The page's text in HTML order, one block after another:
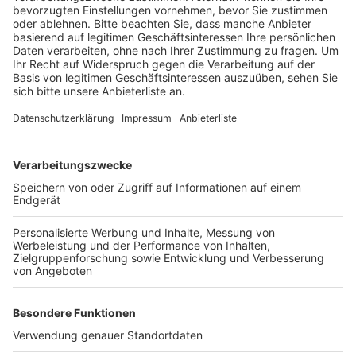
Villerand" gestanden und offenbar geschlafen
haben.
Veröffentlicht:Montag, 29.07.2024 14:08
Anzeige
reagiert, heißt es. Die Beamten weckten den 34-
Jährigen schließlich auf und stellten fest, dass seine
Pupillen geweitet waren. Ein erster Alkoholtest ergab
mehr als 1,6 Promille. Der Mann musste mit zur
Blutprobe.